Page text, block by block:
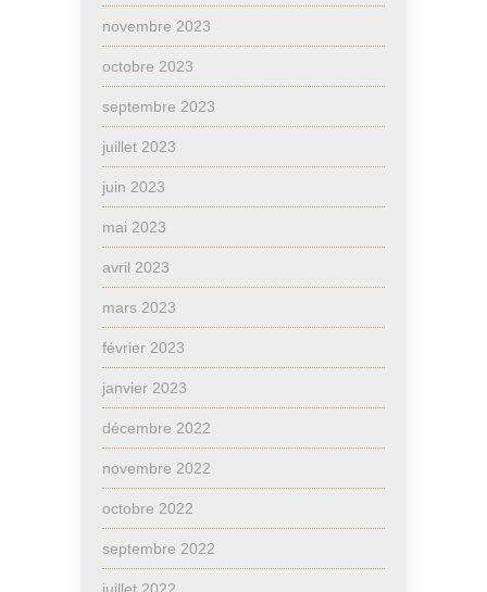
novembre 2023
octobre 2023
septembre 2023
juillet 2023
juin 2023
mai 2023
avril 2023
mars 2023
février 2023
janvier 2023
décembre 2022
novembre 2022
octobre 2022
septembre 2022
juillet 2022